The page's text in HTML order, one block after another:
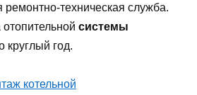
ремонтно-техническая служба.
системы
круглый год.
котельной